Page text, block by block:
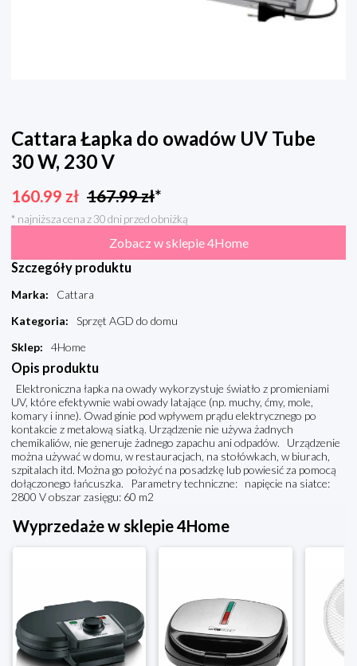
Cattara Łapka do owadów UV Tube
30 W, 230 V
160.99 zł 167.99zł*
* najniższa cena z 30 dni przed obniżką
Zobacz w sklepie 4Home
Szczegóły produktu
Marka:
Cattara
Kategoria:
Sprzęt AGD do domu
Sklep: 4Home
Opis produktu
Elektroniczna łapka na owady wykorzystuje światło z promieniami
UV, które efektywnie wabi owady latające (np. muchy, ćmy, mole,
komary i inne). Owad ginie pod wpływem prądu elektrycznego po
kontakcie z metalową siatką. Urządzenie nie używa żadnych
chemikaliów, nie generuje żadnego zapachu ani odpadów. Urządzenie
można używać w domu, w restauracjach, na stołówkach, w biurach,
szpitalach itd. Można go położyć na posadzkę lub powiesić za pomocą
dołączonego łańcuszka. Parametry techniczne: napięcie na siatce:
2800 V obszar zasięgu: 60 m2
Wyprzedaże w sklepie 4Home